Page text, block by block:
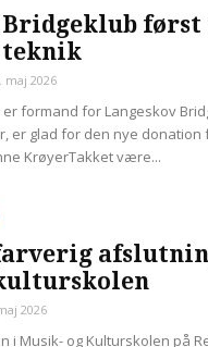
Bridgeklub først
maj 2026
er formand for Langeskov
er glad for den nye donation
KrøyerTakket være...
2026
i Musik- og Kulturskolen på